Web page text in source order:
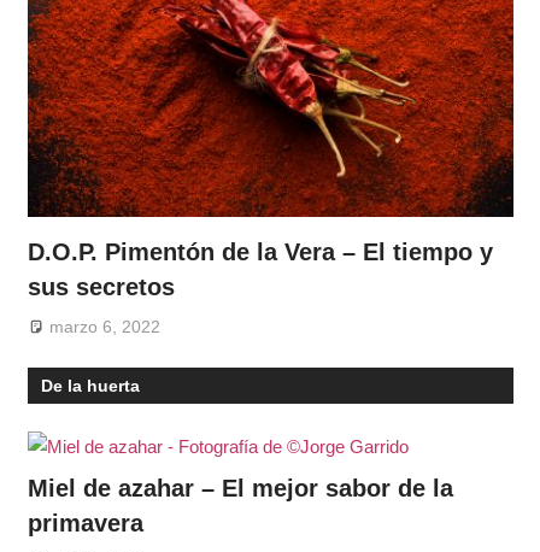
D.O.P. Pimentón de la Vera – El tiempo y
sus secretos
marzo 6, 2022
De la huerta
Miel de azahar – El mejor sabor de la
primavera